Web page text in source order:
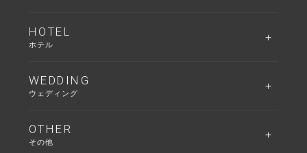
HOTEL
ホテル
WEDDING
ウェディング
OTHER
その他